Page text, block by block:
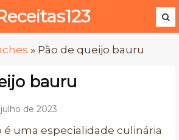
» Pão de queijo bauru
bauru
de 2023
é uma especialidade culinária